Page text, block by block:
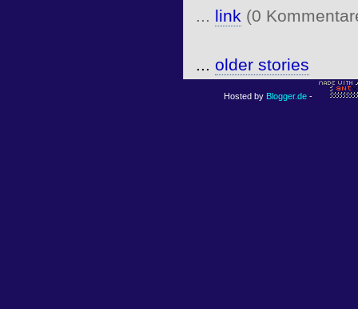
... link(0
... older stories
Hosted by Blogger.de -